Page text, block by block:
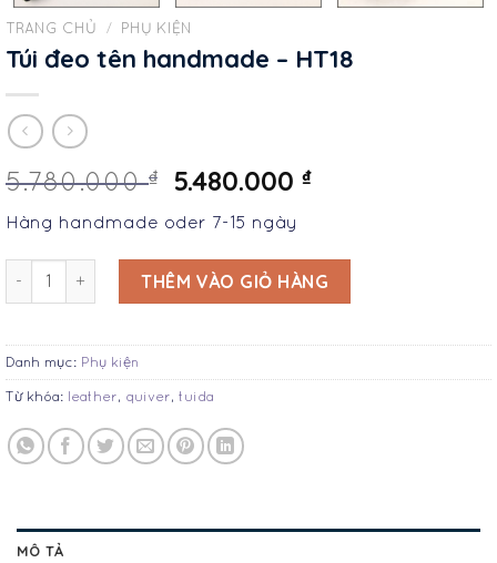
TRANG CHỦ / PHỤ KIỆN
Túi đeo tên handmade – HT18
5.780.000₫ 5.480.000₫
Hàng handmade oder 7-15 ngày
Túi đeo tên handmade - HT18 số lượng
THÊM VÀO GIỎ HÀNG
Danh mục: Phụ kiện
Từ khóa: leather, quiver, tuida
MÔ TẢ